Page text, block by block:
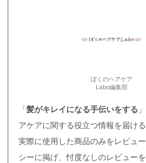
ぼくのヘアケア
Labo編集部
「髪がキレイになる手伝いをする
アケアに関する役立つ情報を届ける
実際に使用した商品のみをレビュ
シーに掲げ、忖度なしのレビューを